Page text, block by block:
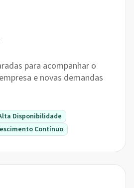
para acompanhar o
e novas demandas
Disponibilidade
Contínuo